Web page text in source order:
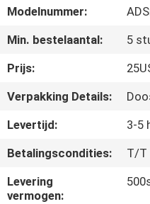
CONTACTEER
ONS
OM
EEN
Modelnummer:
Min. bestelaantal:
5
Prijs:
Verpakking Details:
Levertijd:
3-5
Betalingscondities:
T/T
Levering
vermogen: